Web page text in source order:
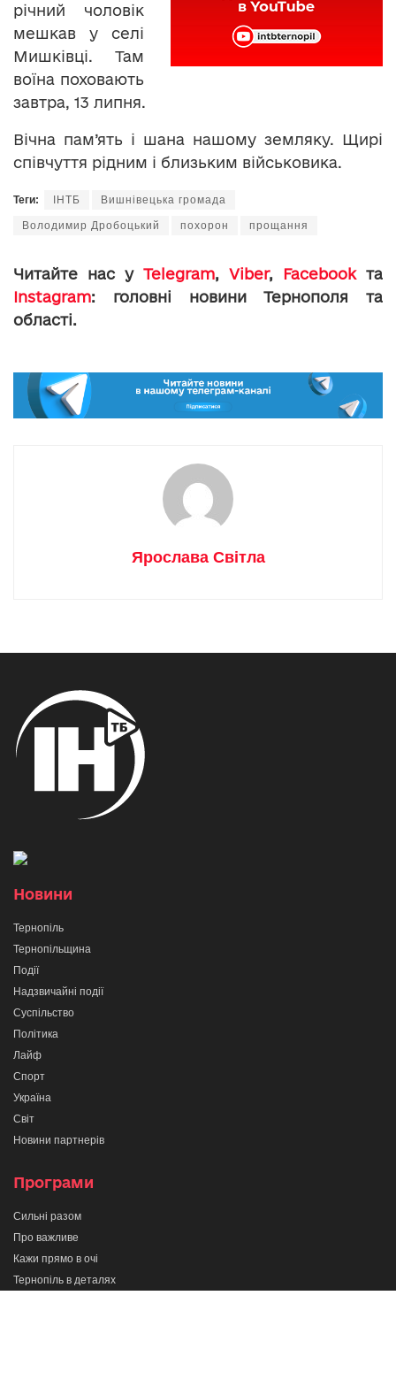
річний чоловік
мешкав у селі
Мишківці. Там
воїна поховають
завтра, 13 липня.
Вічна пам’ять і шана нашому земляку. Щирі
співчуття рідним і близьким військовика.
Теги: ІНТБ Вишнівецька громада
Володимир Дробоцький похорон прощання
Читайте нас у Telegram, Viber, Facebookта
Instagram: головні новини Тернополя та
області.
Ярослава Світла
Новини
Тернопіль
Тернопільщина
Події
Надзвичайні події
Суспільство
Політика
Лайф
Спорт
Україна
Світ
Новини партнерів
Програми
Сильні разом
Про важливе
Кажи прямо в очі
Тернопіль в деталях